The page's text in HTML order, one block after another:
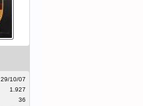
29/10/07
1.927
36